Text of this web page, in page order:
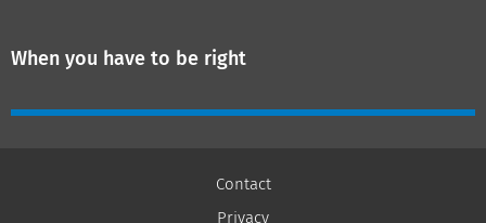
When you have to be right
Contact
Privacy